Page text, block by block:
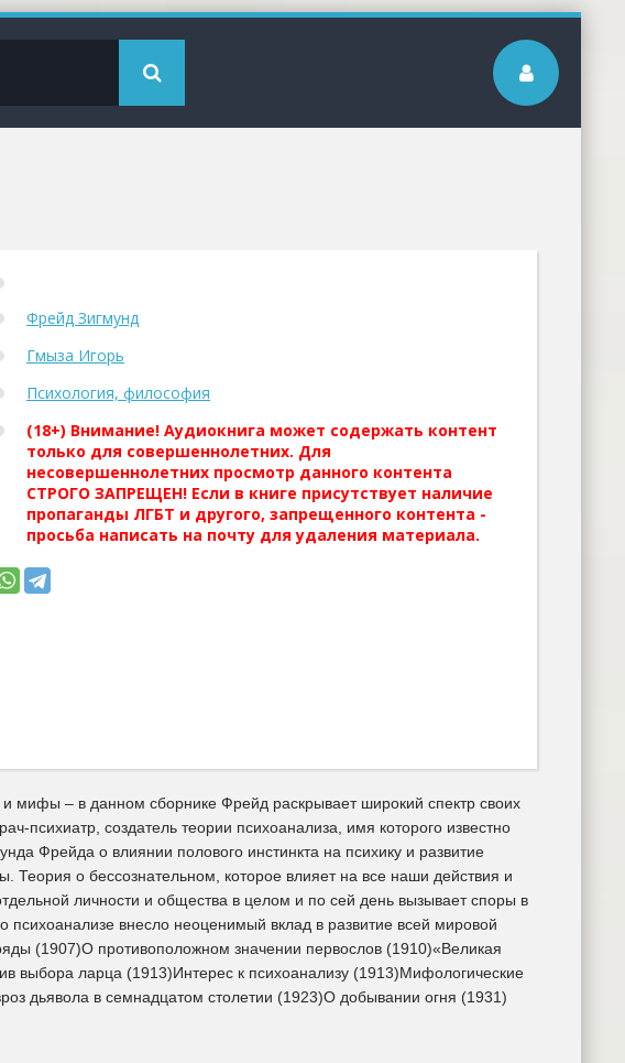
Фрейд Зигмунд
Гмыза Игорь
Психология, философия
(18+) Внимание! Аудиокнига может содержать контент
только для совершеннолетних. Для
несовершеннолетних просмотр данного контента
СТРОГО ЗАПРЕЩЕН! Если в книге присутствует наличие
пропаганды ЛГБТ и другого, запрещенного контента -
просьба написать на почту для удаления материала.
мифы – в данном сборнике Фрейд раскрывает широкий спектр своих
психиатр, создатель теории психоанализа, имя которого известно
Фрейда о влиянии полового инстинкта на психику и развитие
о бессознательном, которое влияет на все наши действия и
личности и общества в целом и по сей день вызывает споры в
внесло неоценимый вклад в развитие всей мировой
(1907)О противоположном значении первослов (1910)«Великая
выбора ларца (1913)Интерес к психоанализу (1913)Мифологические
дьявола в семнадцатом столетии (1923)О добывании огня (1931)